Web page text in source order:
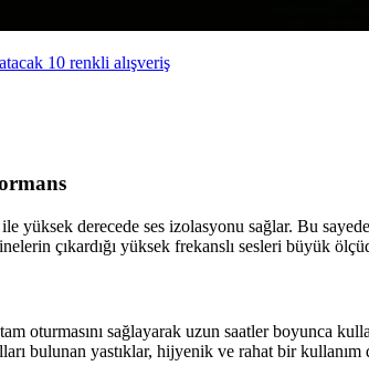
10 renkli alışveriş
ile yüksek derecede ses izolasyonu sağlar. Bu
çıkardığı yüksek frekanslı sesleri büyük
oturmasını sağlayarak uzun saatler boyunca
bulunan yastıklar, hijyenik ve rahat bir